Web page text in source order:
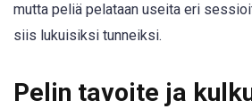
mutta peliä pelataan useita eri
siis lukuisiksi tunneiksi.
Pelin tavoite ja